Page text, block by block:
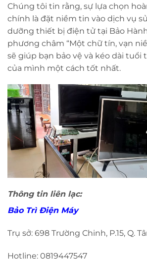
Chúng tôi tin rằng, sự lựa chọn
chính là đặt niềm tin vào dịch vụ
dưỡng thiết bị điện tử tại Bảo
phương châm “Một chữ tín, vạn
sẽ giúp bạn bảo vệ và kéo dài tuổi
của mình một cách tốt nhất.
Thông tin liên lạc:
Bảo Trì Điện Máy
Trụ sở: 698 Trường Chinh, P.15, Q.
Hotline: 0819447547